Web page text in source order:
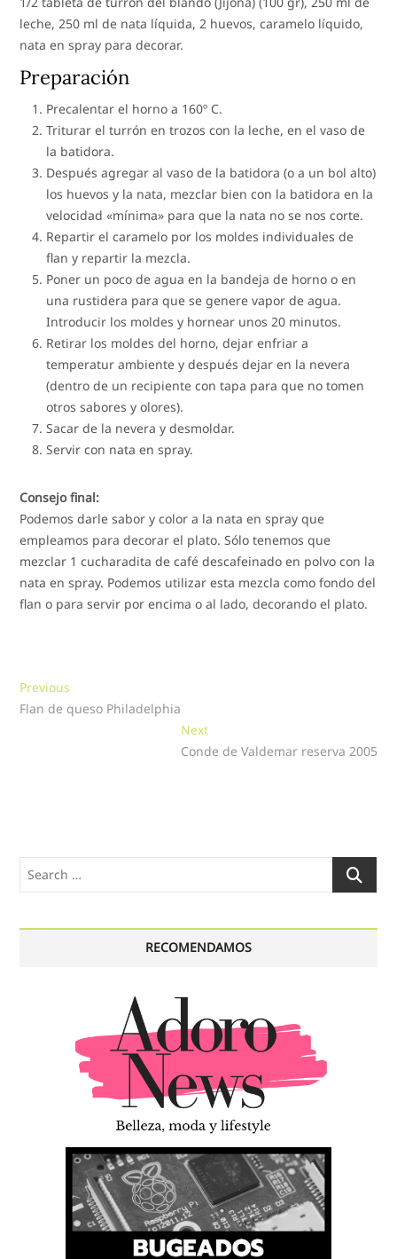
leche, 250 ml de nata líquida, 2 huevos, caramelo líquido,
nata en spray para decorar.
Preparación
Precalentar el horno a 160º C.
Triturar el turrón en trozos con la leche, en el vaso de
la batidora.
Después agregar al vaso de la batidora (o a un bol alto)
los huevos y la nata, mezclar bien con la batidora en la
velocidad «mínima» para que la nata no se nos corte.
Repartir el caramelo por los moldes individuales de
flan y repartir la mezcla.
Poner un poco de agua en la bandeja de horno o en
una rustidera para que se genere vapor de agua.
Introducir los moldes y hornear unos 20 minutos.
Retirar los moldes del horno, dejar enfriar a
temperatur ambiente y después dejar en la nevera
(dentro de un recipiente con tapa para que no tomen
otros sabores y olores).
Sacar de la nevera y desmoldar.
Servir con nata en spray.
Consejo final:
Podemos darle sabor y color a la nata en spray que
empleamos para decorar el plato. Sólo tenemos que
mezclar 1 cucharadita de café descafeinado en polvo con la
nata en spray. Podemos utilizar esta mezcla como fondo del
flan o para servir por encima o al lado, decorando el plato.
Navegación
de
Previous
post:
Flan de queso Philadelphia
NextNext
post:
Conde de Valdemar reserva 2005
Search
RECOMENDAMOS